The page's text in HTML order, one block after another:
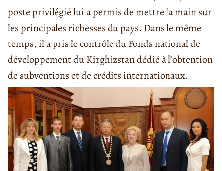
poste privilégié lui a permis de mettre la main sur
les principales richesses du pays. Dans le même
temps, il a pris le contrôle du Fonds national de
développement du Kirghizstan dédié à l’obtention
de subventions et de crédits internationaux.